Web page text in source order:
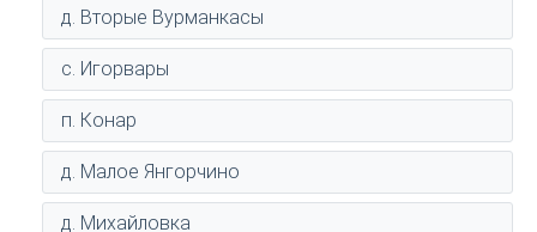
д. Вторые Вурманкасы
с. Игорвары
п. Конар
д. Малое Янгорчино
д. Михайловка